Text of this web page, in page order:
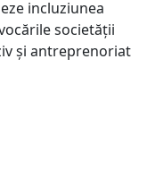
incluziunea
societății
și antreprenoriat